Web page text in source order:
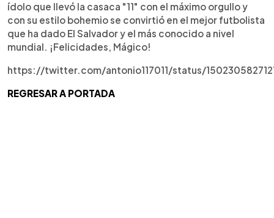
ídolo que llevó la casaca "11" con el máximo orgullo y
con su estilo bohemio se convirtió en el mejor futbolista
que ha dado El Salvador y el más conocido a nivel
mundial. ¡Felicidades, Mágico!
https://twitter.com/antonio117011/status/
REGRESAR A PORTADA